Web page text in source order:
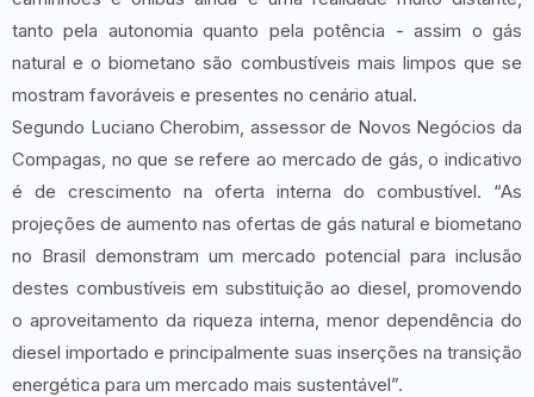
tanto pela autonomia quanto pela potência - assim o gás
natural e o biometano são combustíveis mais limpos que se
mostram favoráveis e presentes no cenário atual.
Segundo Luciano Cherobim, assessor de Novos Negócios da
Compagas, no que se refere ao mercado de gás, o indicativo
é de crescimento na oferta interna do combustível. “As
projeções de aumento nas ofertas de gás natural e biometano
no Brasil demonstram um mercado potencial para inclusão
destes combustíveis em substituição ao diesel, promovendo
o aproveitamento da riqueza interna, menor dependência do
diesel importado e principalmente suas inserções na transição
energética para um mercado mais sustentável”.